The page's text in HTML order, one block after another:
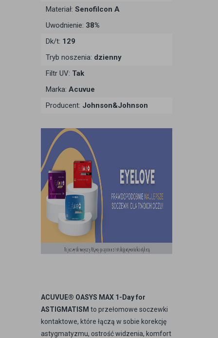
Materiał: Senofilcon A
Uwodnienie: 38%
Dk/t: 129
Tryb noszenia: dzienny
Filtr UV: Tak
Marka: Acuvue
Producent: Johnson&Johnson
ACUVUE® OASYS MAX 1-Day for
ASTIGMATISM to przełomowe soczewki
kontaktowe, które łączą w sobie korekcję
astygmatyzmu, ostrość widzenia, komfort